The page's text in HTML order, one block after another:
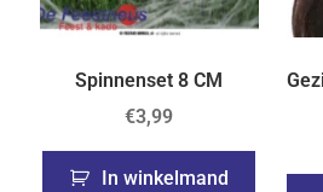
Spinnenset 8 CM
€3,99
In winkelmand